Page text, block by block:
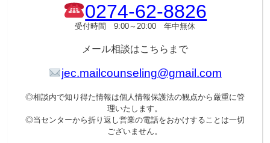
0274-62-8826
受付時間 9:00～20:00 年中無休
メール相談はこちらまで
jec.mailcounseling@gmail.com
◎相談内で知り得た情報は個人情報保護法の観点から厳重に管
理いたします。
◎当センターから折り返し営業の電話をおかけすることは一切
ございません。